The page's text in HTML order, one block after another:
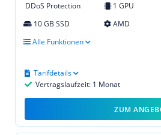
DDoS Protection
1 GPU
10 GB SSD
AMD
Alle Funktionen
Vertragslaufzeit: 1 Monat
Tarifdetails
ZUM